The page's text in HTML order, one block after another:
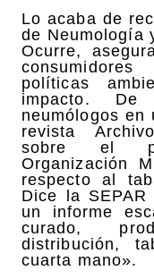
Lo acaba de
de Neumología
Ocurre,
políticas
impacto.
neumólogos
revista
sobre el
Organización
respecto al
Dice la
un informe
curado,
distribución,
cuarta mano».